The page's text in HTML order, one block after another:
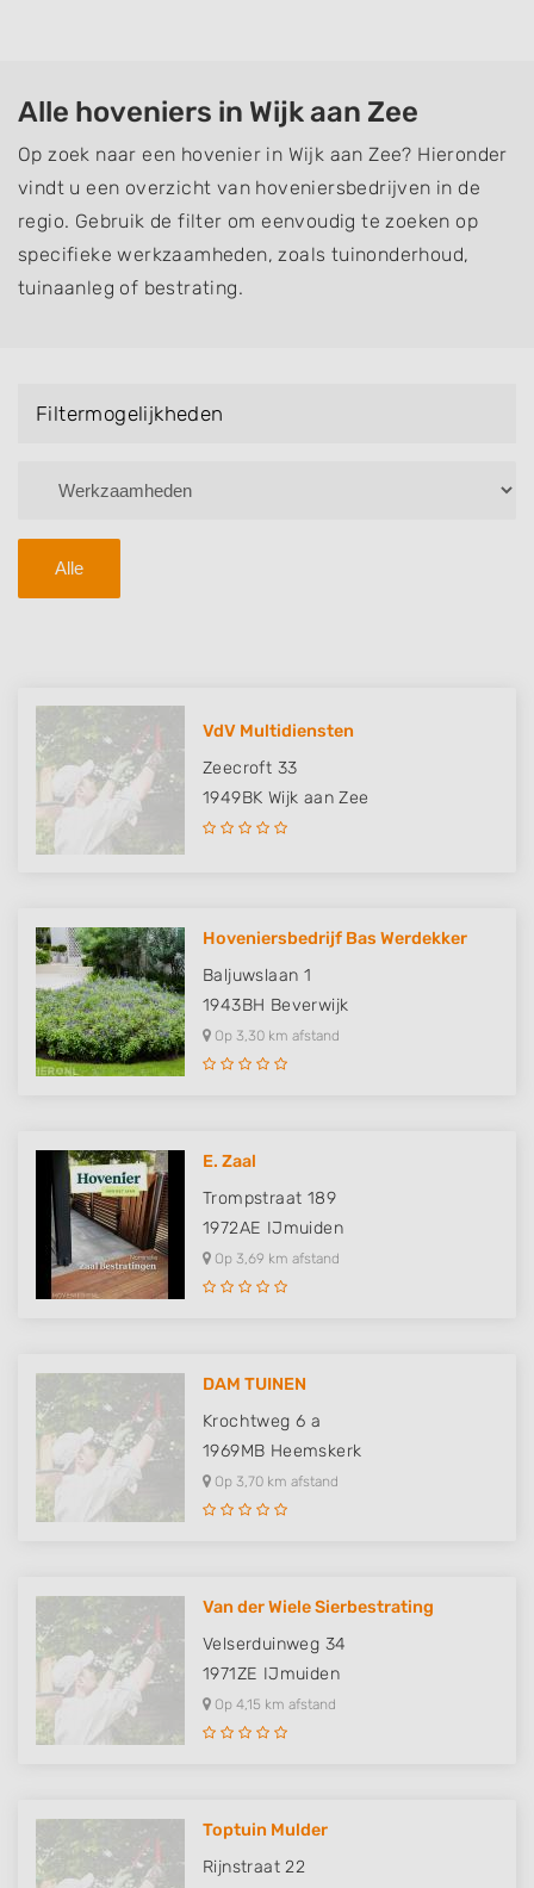
Alle hoveniers in Wijk aan Zee
Op zoek naar een hovenier in Wijk aan Zee? Hieronder
vindt u een overzicht van hoveniersbedrijven in de
regio. Gebruik de filter om eenvoudig te zoeken op
specifieke werkzaamheden, zoals tuinonderhoud,
tuinaanleg of bestrating.
Filtermogelijkheden
Alle
VdV Multidiensten
Zeecroft 33
1949BK Wijk aan Zee
Hoveniersbedrijf Bas Werdekker
Baljuwslaan 1
1943BH Beverwijk
Op 3,30 km afstand
E. Zaal
Trompstraat 189
1972AE IJmuiden
Op 3,69 km afstand
DAM TUINEN
Krochtweg 6 a
1969MB Heemskerk
Op 3,70 km afstand
Van der Wiele Sierbestrating
Velserduinweg 34
1971ZE IJmuiden
Op 4,15 km afstand
Toptuin Mulder
Rijnstraat 22